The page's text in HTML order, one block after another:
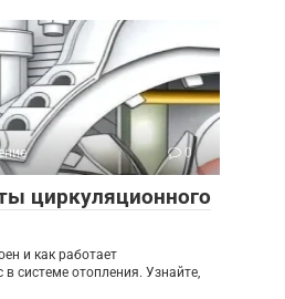
0
циркуляционного
и как работает
системе отопления. Узнайте,